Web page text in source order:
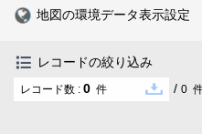
地図の環境データ表示設定
レコードの絞り込み
レコード数 : 0 件 / 0